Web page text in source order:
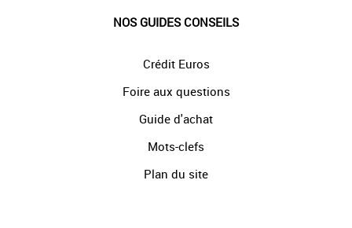
NOS GUIDES CONSEILS
Crédit Euros
Foire aux questions
Guide d'achat
Mots-clefs
Plan du site